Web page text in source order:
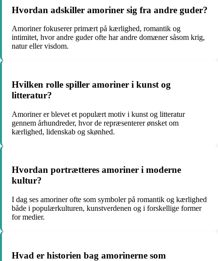
Hvordan adskiller amoriner sig fra andre guder?
Amoriner fokuserer primært på kærlighed, romantik og
intimitet, hvor andre guder ofte har andre domæner såsom krig,
natur eller visdom.
Hvilken rolle spiller amoriner i kunst og
litteratur?
Amoriner er blevet et populært motiv i kunst og litteratur
gennem århundreder, hvor de repræsenterer ønsket om
kærlighed, lidenskab og skønhed.
Hvordan portrætteres amoriner i moderne
kultur?
I dag ses amoriner ofte som symboler på romantik og kærlighed
både i populærkulturen, kunstverdenen og i forskellige former
for medier.
Hvad er historien bag amorinerne som